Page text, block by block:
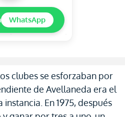
WhatsApp
clubes se esforzaban por
de Avellaneda era el
En 1975, después